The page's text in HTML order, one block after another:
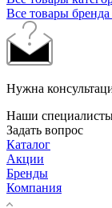
Все товары
Нужна
Наши
Задать вопрос
Каталог
Акции
Бренды
Компания